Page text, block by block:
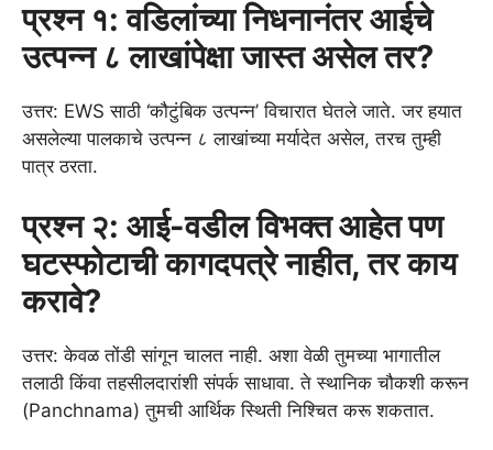
प्रश्न १: वडिलांच्या निधनानंतर आईचे
उत्पन्न ८ लाखांपेक्षा जास्त असेल तर?
उत्तर: EWS साठी ‘कौटुंबिक उत्पन्न’ विचारात घेतले जाते. जर हयात
असलेल्या पालकाचे उत्पन्न ८ लाखांच्या मर्यादेत असेल, तरच तुम्ही
पात्र ठरता.
प्रश्न २: आई-वडील विभक्त आहेत पण
घटस्फोटाची कागदपत्रे नाहीत, तर काय
करावे?
उत्तर: केवळ तोंडी सांगून चालत नाही. अशा वेळी तुमच्या भागातील
तलाठी किंवा तहसीलदारांशी संपर्क साधावा. ते स्थानिक चौकशी करून
(Panchnama) तुमची आर्थिक स्थिती निश्चित करू शकतात.